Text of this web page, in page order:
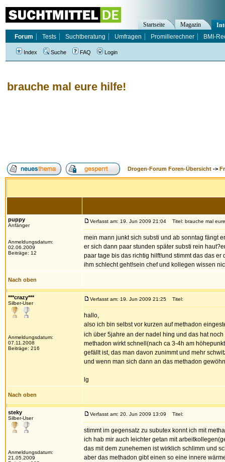
brauche mal eure hilfe!
Drogen-Forum Foren-Übersicht ->
puppy
Anfänger
Anmeldungsdatum:
02.06.2009
Beiträge: 12
Verfasst am: 19. Jun 2009 21:04 Titel: brauche mal
mein mann junkt sich substi und ab sonntag fängt
er sich dann paar stunden später substi rein
paar tage bis das richtig hilft!und stimmt das das
ihm schlecht geht!sein chef und kollegen wissen
Nach oben
***crazy***
Silber-User
Anmeldungsdatum:
07.11.2008
Beiträge: 216
Verfasst am: 19. Jun 2009 21:25 Titel:
hallo,
also ich bin selbst vor kurzen auf methadon
ich über 5jahre an der nadel hing und das hat
methadon wirkt schnell(nach ca 3-4h am
gefällt ist, das man davon zunimmt und mehr
und wenn man sich dann an das methadon
lg
Nach oben
steky
Silber-User
Anmeldungsdatum:
21.05.2009
Verfasst am: 20. Jun 2009 13:09 Titel:
stimmt im gegensatz zu subutex konnt ich mit
ich hab mir auch leichter getan mit
das mit dem zunehemen ist wirklich schlimm und
aber das methadon gibt einen so eine innere
Startseite Magazin
Forum
Tests Suchtberatung Umfragen Promillerechner BMI-
Index Suche FAQ Login